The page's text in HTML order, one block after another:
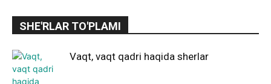
SHE'RLAR TO'PLAMI
Vaqt, vaqt qadri haqida sherlar